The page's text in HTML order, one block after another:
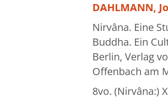
DAHLMANN,
Nirvâna. Eine
Buddha. Ein
Berlin, Verlag
Offenbach am
8vo. (Nirvâna:)